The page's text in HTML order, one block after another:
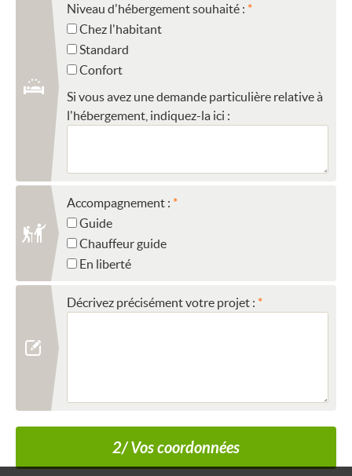
Niveau d'hébergement souhaité :
Chez l'habitant
Standard
Confort
Si vous avez une demande particulière relative à
l'hébergement, indiquez-la ici :
Accompagnement :
Guide
Chauffeur guide
En liberté
Décrivez précisément votre projet :
2/ Vos coordonnées